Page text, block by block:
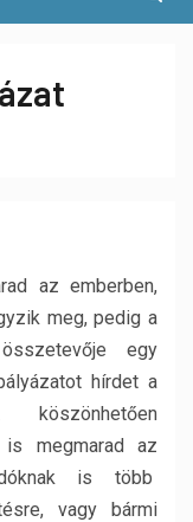
az emberben,
meg, pedig a
egy
hírdet a
megmarad az
is több
vagy bármi